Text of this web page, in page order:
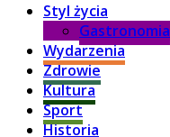
Styl życia
Gastronomia
Wydarzenia
Zdrowie
Kultura
Sport
Historia